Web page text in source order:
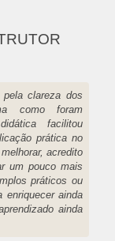
clareza dos
como foram
facilitou
prática no
acredito
um pouco mais
práticos ou
ainda
ainda